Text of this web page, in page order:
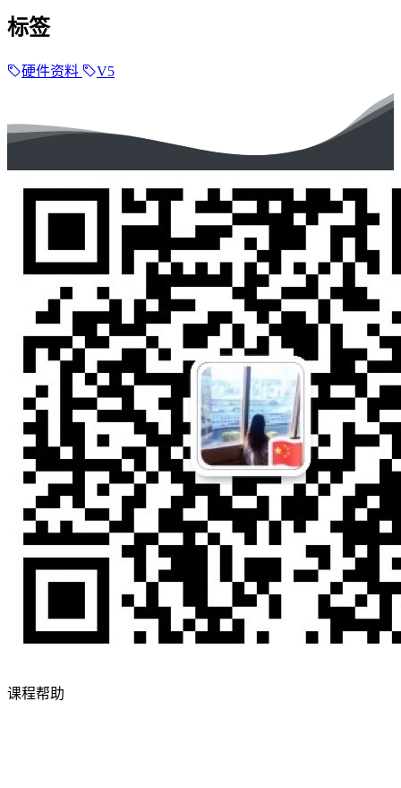
标签
硬件资料 V5
课程帮助